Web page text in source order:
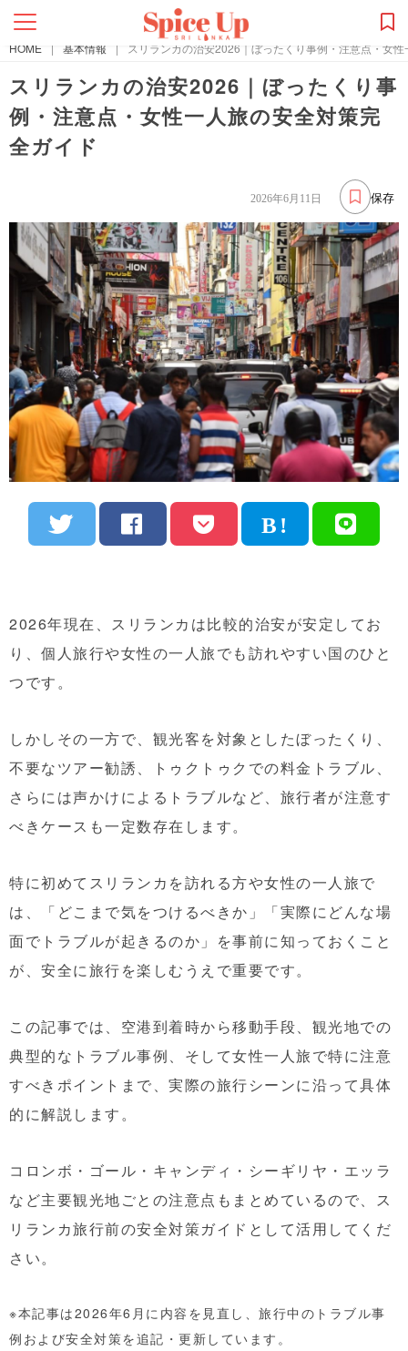
HOME | 基本情報 | スリランカの治安2026｜ぼったくり事例・注意点・女
スリランカの治安2026｜ぼったくり事
例・注意点・女性一人旅の安全対策完
全ガイド
保存
2026年6月11日
2026年現在、スリランカは比較的治安が安定してお
り、個人旅行や女性の一人旅でも訪れやすい国のひと
つです。
しかしその一方で、観光客を対象としたぼったくり、
不要なツアー勧誘、トゥクトゥクでの料金トラブル、
さらには声かけによるトラブルなど、旅行者が注意す
べきケースも一定数存在します。
特に初めてスリランカを訪れる方や女性の一人旅で
は、「どこまで気をつけるべきか」「実際にどんな場
面でトラブルが起きるのか」を事前に知っておくこと
が、安全に旅行を楽しむうえで重要です。
この記事では、空港到着時から移動手段、観光地での
典型的なトラブル事例、そして女性一人旅で特に注意
すべきポイントまで、実際の旅行シーンに沿って具体
的に解説します。
コロンボ・ゴール・キャンディ・シーギリヤ・エッラ
など主要観光地ごとの注意点もまとめているので、ス
リランカ旅行前の安全対策ガイドとして活用してくだ
さい。
※本記事は2026年6月に内容を見直し、旅行中のトラブル事
例および安全対策を追記・更新しています。